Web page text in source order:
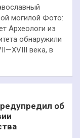
могилой Фото:
Археологи из
обнаружили
века, в
об